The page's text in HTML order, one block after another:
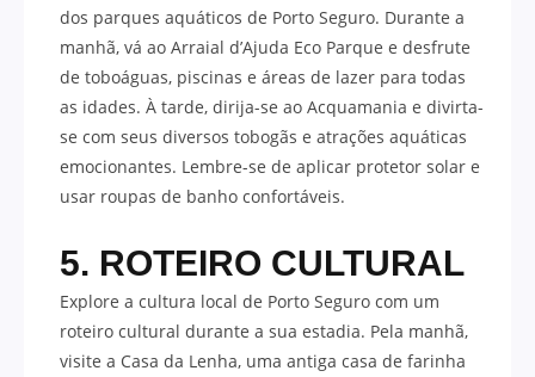
dos parques aquáticos de Porto Seguro. Durante a
manhã, vá ao Arraial d’Ajuda Eco Parque e desfrute
de toboáguas, piscinas e áreas de lazer para todas
as idades. À tarde, dirija-se ao Acquamania e divirta-
se com seus diversos tobogãs e atrações aquáticas
emocionantes. Lembre-se de aplicar protetor solar e
usar roupas de banho confortáveis.
5. ROTEIRO CULTURAL
Explore a cultura local de Porto Seguro com um
roteiro cultural durante a sua estadia. Pela manhã,
visite a Casa da Lenha, uma antiga casa de farinha